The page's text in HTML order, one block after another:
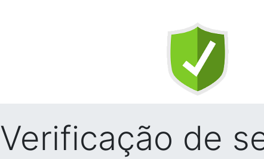
Verificação de